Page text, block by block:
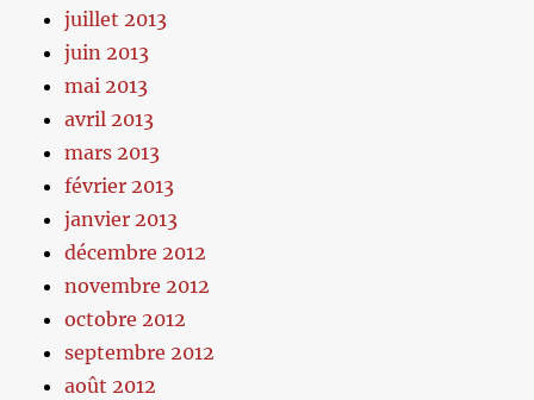
juillet 2013
juin 2013
mai 2013
avril 2013
mars 2013
février 2013
janvier 2013
décembre 2012
novembre 2012
octobre 2012
septembre 2012
août 2012